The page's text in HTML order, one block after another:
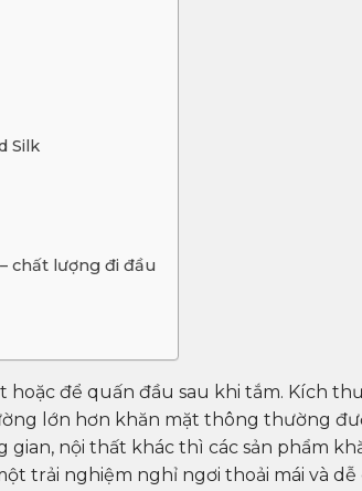
Silk
chất lượng đi đầu
hoặc để quấn đầu sau khi tắm. Kích
lớn hơn khăn mặt thông thường
nội thất khác thì các sản phẩm
trải nghiệm nghỉ ngơi thoải mái và dễ